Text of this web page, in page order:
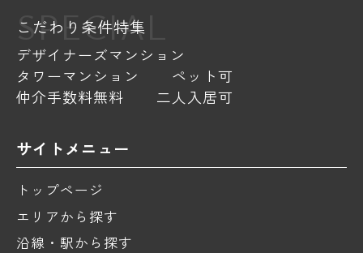
SPECIAL
こだわり条件特集
デザイナーズマンション
タワーマンション
ペット可
仲介手数料無料
二人入居可
サイトメニュー
トップページ
エリアから探す
沿線・駅から探す